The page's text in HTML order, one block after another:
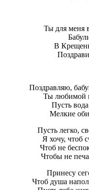
Ты для меня
В
Поздравляю,
Ты любимой
Пусть
Мелкие
Пусть легко,
Я хочу, чтоб
Чтоб не
Чтобы не
Принесу
Чтоб душа